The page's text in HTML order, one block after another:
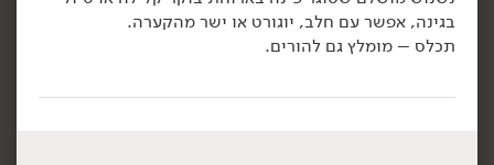
21.36 ₪ ל-100 גרם
הוספה לסל
להקפאה - 'השדה'
400 גרם
הוספה לסל
בגינה, אפשר עם חלב, יוגורט או ישר מהקערה.
תכלס – מומלץ גם להורים.